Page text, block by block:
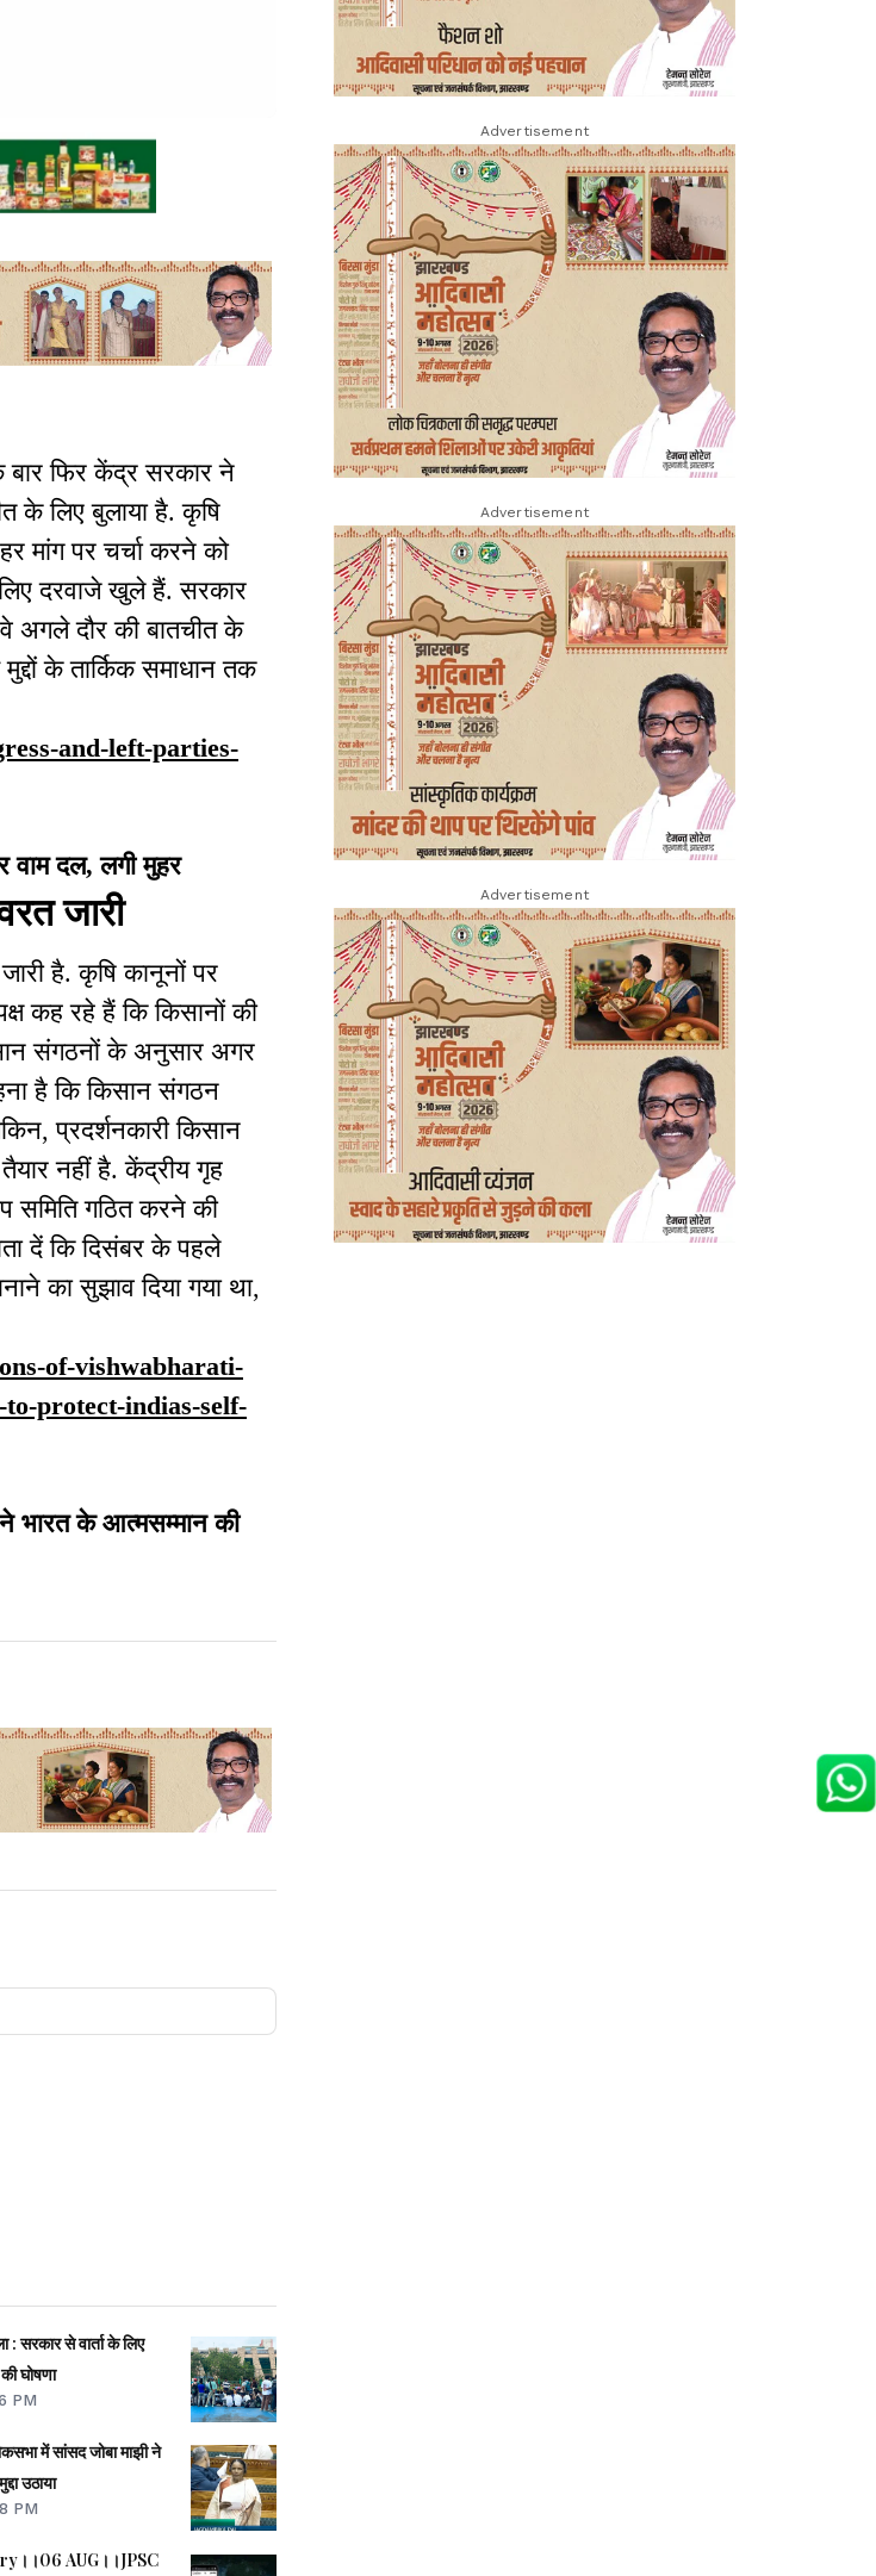
फिर केंद्र सरकार ने
के लिए बुलाया है. कृषि
मांग पर चर्चा करने को
दरवाजे खुले हैं. सरकार
अगले दौर की बातचीत के
के तार्किक समाधान तक
and-left-parties-
दल, लगी मुहर
जारी
है. कृषि कानूनों पर
कह रहे हैं कि किसानों की
संगठनों के अनुसार अगर
है कि किसान संगठन
प्रदर्शनकारी किसान
नहीं है. केंद्रीय गृह
गठित करने की
दें कि दिसंबर के पहले
का सुझाव दिया गया था,
of-vishwabharati-
to-protect-indias-self-
ने भारत के आत्मसम्मान की
: सरकार से वार्ता के लिए
घोषणा
PM
में सांसद जोबा माझी ने
उठाया
PM
AUG।।JPSC
Advertisement
Advertisement
Advertisement